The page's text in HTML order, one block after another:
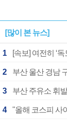
[많이 본 뉴스]
1
2
3 부산 주유소 휘
4 "올해 코스피 사